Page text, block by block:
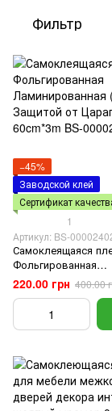
Фильтр
−45%
Заводской клей
Сертификат
1
Артикул: BS-
Самоклеящаяся
Фольгированная
Ламинированная (с
от Царапин)
220.00 грн 400.00